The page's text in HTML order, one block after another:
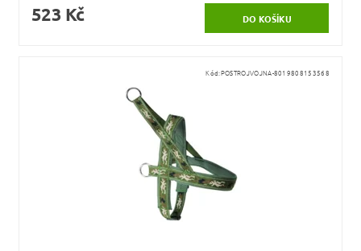
523 Kč
Kód:POSTROJVOJNA-8019808153568